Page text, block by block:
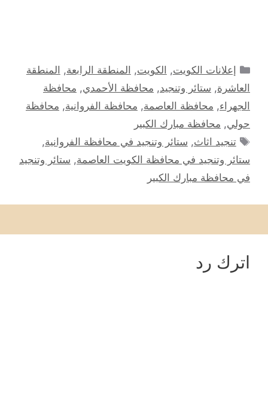
التصنيفات
إعلانات الكويت, الكويت, المنطقة الرابعة, المنطقة
العاشرة, ستائر وتنجيد, محافظة الأحمدي, محافظة
الجهراء, محافظة العاصمة, محافظة الفروانية, محافظة
حولي, محافظة مبارك الكبير
الوسوم
تنجيد اثاث, ستائر وتنجيد في محافظة الفروانية,
ستائر وتنجيد في محافظة الكويت العاصمة, ستائر وتنجيد
في محافظة مبارك الكبير
اترك رد